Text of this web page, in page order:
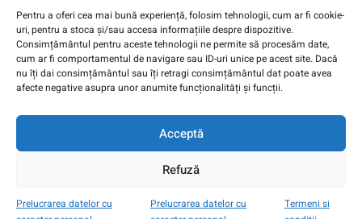
Pentru a oferi cea mai bună experiență, folosim tehnologii, cum ar fi cookie-
uri, pentru a stoca și/sau accesa informațiile despre dispozitive.
Consimțământul pentru aceste tehnologii ne permite să procesăm date,
cum ar fi comportamentul de navigare sau ID-uri unice pe acest site. Dacă
nu îți dai consimțământul sau îți retragi consimțământul dat poate avea
afecte negative asupra unor anumite funcționalități și funcții.
Acceptă
Refuză
Prelucrarea datelor cu
Prelucrarea datelor cu
Termeni si
Copyright © 2025Digitaz.